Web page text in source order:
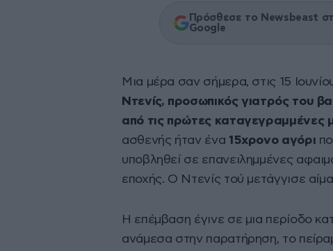
Πρόσθεσε το Newsbeast
Google
Μια μέρα σαν σήμερα, στις 15
Ντενίς, προσωπικός γιατρός του
από τις πρώτες καταγεγραμμένες
ασθενής ήταν ένα 15χρονο αγόρι
υποβληθεί σε επανειλημμένες
εποχής. Ο Ντενίς τού μετάγγισε
Η επέμβαση έγινε σε μια περίοδο
ανάμεσα στην παρατήρηση, το